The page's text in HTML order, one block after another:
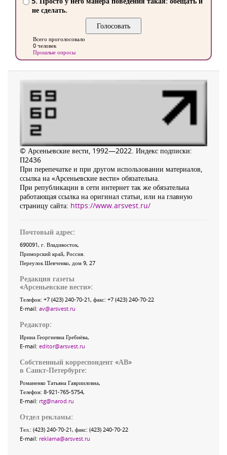
не сделать.
Всего проголосовало
0 человек
Прошлые опросы
© Арсеньевские вести, 1992—2022. Индекс подписки:
П2436
При перепечатке и при другом использовании материалов,
ссылка на «Арсеньевские вести» обязательна.
При републикации в сети интернет так же обязательна
работающая ссылка на оригинал статьи, или на главную
страницу сайта: https://www.arsvest.ru/
Почтовый адрес:
690091, г. Владивосток,
Приморский край, Россия
Переулок Шевченко, дом 9, 27
Редакция газеты
«Арсеньевские вести»:
Телефон: +7 (423) 240-70-21, факс: +7 (423) 240-70-22
E-mail: av@arsvest.ru
Редактор:
Ирина Георгиевна Гребнёва,
E-mail: editor@arsvest.ru
Собственный корреспондент «АВ»
в Санкт-Петербурге:
Романенко Татьяна Гаврииловна,
Телефон: 8-921-765-5754,
E-mail: rtg@narod.ru
Отдел рекламы:
Тел.: (423) 240-70-21, факс: (423) 240-70-22
E-mail: reklama@arsvest.ru